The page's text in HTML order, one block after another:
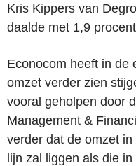
Kris Kippers van
daalde met 1,9
Econocom heeft in de
omzet verder zien
vooral geholpen door
Management &
verder dat de omzet
lijn zal liggen als die